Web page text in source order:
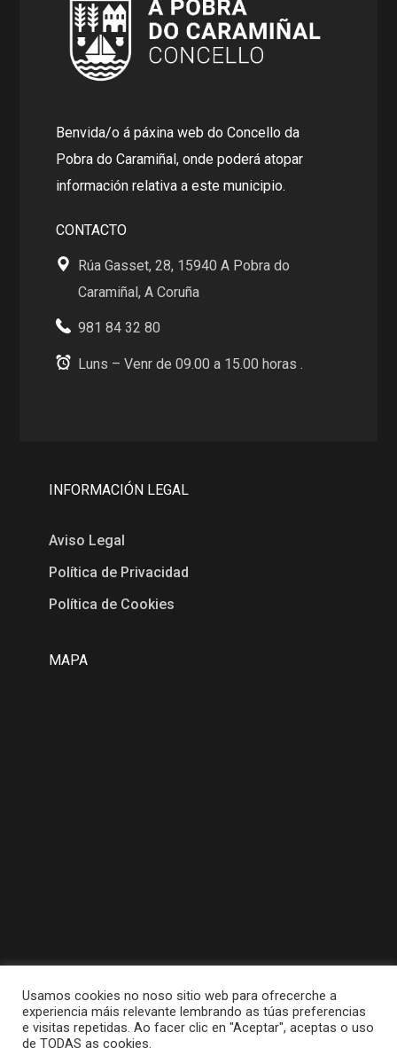
Benvida/o á páxina web do Concello da
Pobra do Caramiñal, onde poderá atopar
información relativa a este municipio.
CONTACTO
Rúa Gasset, 28, 15940 A Pobra do
Caramiñal, A Coruña
981 84 32 80
Luns – Venr de 09.00 a 15.00 horas .
INFORMACIÓN LEGAL
Aviso Legal
Política de Privacidad
Política de Cookies
MAPA
Usamos cookies no noso sitio web para ofrecerche a
experiencia máis relevante lembrando as túas preferencias
e visitas repetidas. Ao facer clic en "Aceptar", aceptas o uso
de TODAS as cookies.